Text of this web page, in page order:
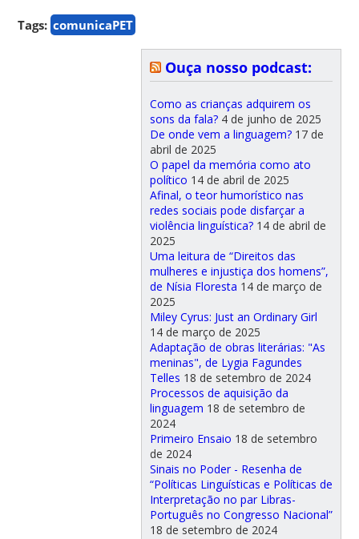
Tags: comunicaPET
Ouça nosso podcast:
Como as crianças adquirem os
sons da fala? 4 de junho de 2025
De onde vem a linguagem? 17 de
abril de 2025
O papel da memória como ato
político 14 de abril de 2025
Afinal, o teor humorístico nas
redes sociais pode disfarçar a
violência linguística? 14 de abril de
2025
Uma leitura de “Direitos das
mulheres e injustiça dos homens”,
de Nísia Floresta 14 de março de
2025
Miley Cyrus: Just an Ordinary Girl
14 de março de 2025
Adaptação de obras literárias: "As
meninas", de Lygia Fagundes
Telles 18 de setembro de 2024
Processos de aquisição da
linguagem 18 de setembro de
2024
Primeiro Ensaio 18 de setembro
de 2024
Sinais no Poder - Resenha de
“Políticas Linguísticas e Políticas de
Interpretação no par Libras-
Português no Congresso Nacional”
18 de setembro de 2024